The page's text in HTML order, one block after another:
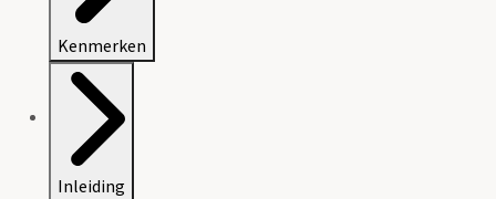
Kenmerken
Inleiding